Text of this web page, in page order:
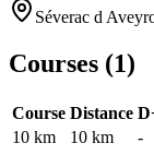
Séverac d
Courses (1)
Course Distance
10 km
10 km -